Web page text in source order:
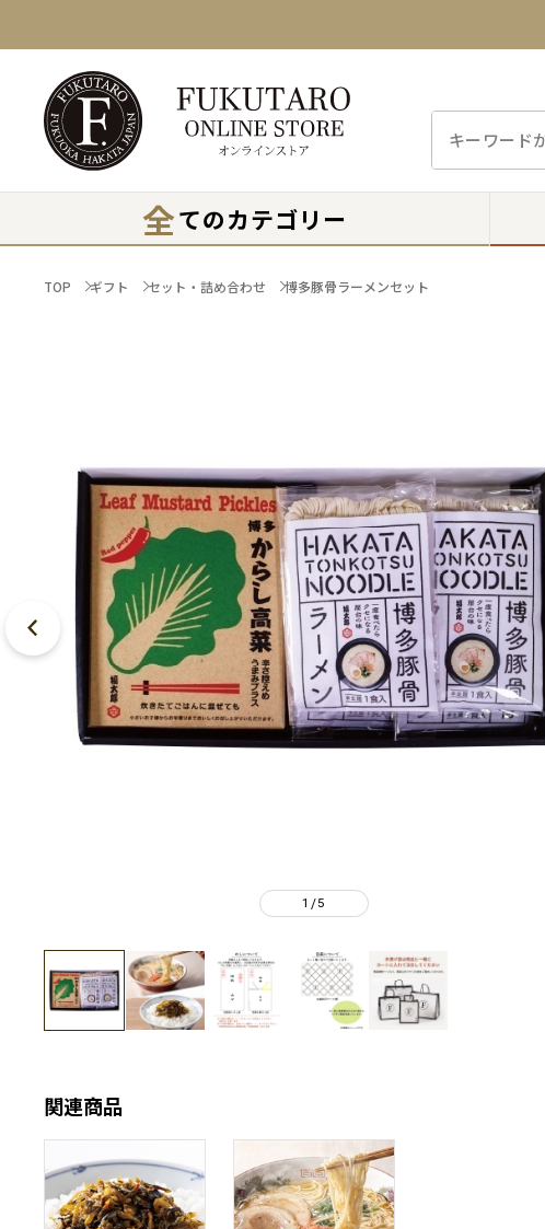
全てのカテゴリー
TOP ギフト セット・詰め合わせ 博多豚骨ラーメンセット
1 /5
関連商品